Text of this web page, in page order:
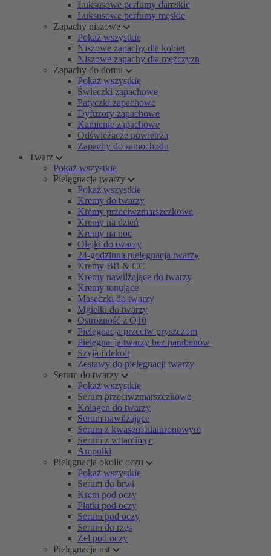
Luksusowe perfumy damskie
Luksusowe perfumy męskie
Zapachy niszowe
Pokaż wszystkie
Niszowe zapachy dla kobiet
Niszowe zapachy dla mężczyzn
Zapachy do domu
Pokaż wszystkie
Świeczki zapachowe
Patyczki zapachowe
Dyfuzory zapachowe
Kamienie zapachowe
Odświeżacze powietrza
Zapachy do samochodu
Twarz
Pokaż wszystkie
Pielęgnacja twarzy
Pokaż wszystkie
Kremy do twarzy
Kremy przeciwzmarszczkowe
Kremy na dzień
Kremy na noc
Olejki do twarzy
24-godzinna pielęgnacja twarzy
Kremy BB & CC
Kremy nawilżające do twarzy
Kremy tonujące
Maseczki do twarzy
Mgiełki do twarzy
Ostrożność z Q10
Pielęgnacja przeciw pryszczom
Pielęgnacja twarzy bez parabenów
Szyja i dekolt
Zestawy do pielęgnacji twarzy
Serum do twarzy
Pokaż wszystkie
Serum przeciwzmarszczkowe
Kolagen do twarzy
Serum nawilżające
Serum z kwasem hialuronowym
Serum z witaminą c
Ampułki
Pielęgnacja okolic oczu
Pokaż wszystkie
Serum do brwi
Krem pod oczy
Płatki pod oczy
Serum pod oczy
Serum do rzęs
Żel pod oczy
Pielęgnacja ust